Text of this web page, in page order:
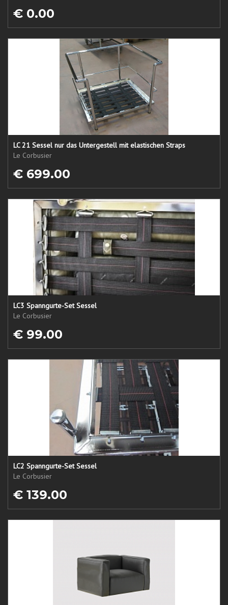
€ 0.00
LC 21 Sessel nur das Untergestell mit elastischen Straps
Le Corbusier
€ 699.00
LC3 Spanngurte-Set Sessel
Le Corbusier
€ 99.00
LC2 Spanngurte-Set Sessel
Le Corbusier
€ 139.00